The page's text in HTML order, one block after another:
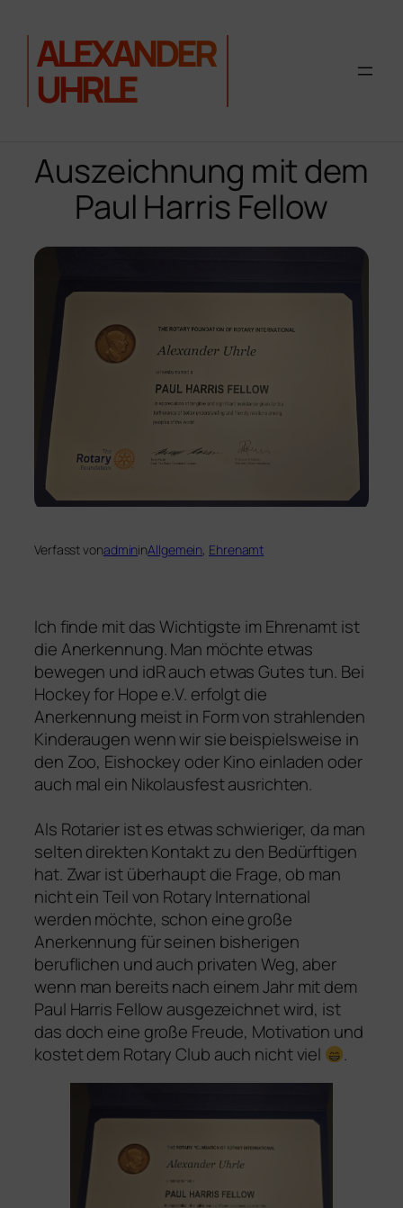
springen
ALEXANDER
UHRLE
Auszeichnung mit dem
Paul Harris Fellow
Verfasst vonadmininAllgemein, Ehrenamt
Ich finde mit das Wichtigste im Ehrenamt ist
die Anerkennung. Man möchte etwas
bewegen und idR auch etwas Gutes tun. Bei
Hockey for Hope e.V. erfolgt die
Anerkennung meist in Form von strahlenden
Kinderaugen wenn wir sie beispielsweise in
den Zoo, Eishockey oder Kino einladen oder
auch mal ein Nikolausfest ausrichten.
Als Rotarier ist es etwas schwieriger, da man
selten direkten Kontakt zu den Bedürftigen
hat. Zwar ist überhaupt die Frage, ob man
nicht ein Teil von Rotary International
werden möchte, schon eine große
Anerkennung für seinen bisherigen
beruflichen und auch privaten Weg, aber
wenn man bereits nach einem Jahr mit dem
Paul Harris Fellow ausgezeichnet wird, ist
das doch eine große Freude, Motivation und
kostet dem Rotary Club auch nicht viel
.